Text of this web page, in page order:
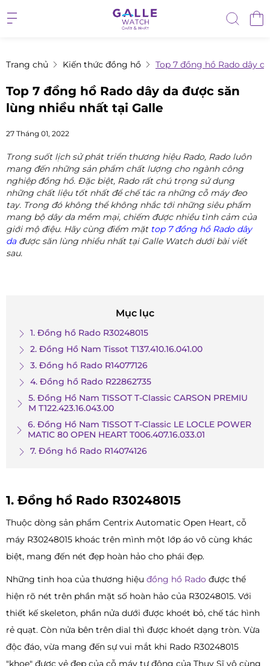
Trang chủ Kiến thức đồng hồ Top 7 đồng hồ Rado dây
Top 7 đồng hồ Rado dây da được săn
lùng nhiều nhất tại Galle
27 Tháng 01, 2022
Trong suốt lịch sử phát triển thương hiệu Rado, Rado luôn
mang đến những sản phẩm chất lượng cho ngành công
nghiệp đồng hồ. Đặc biệt, Rado rất chú trọng sử dụng
những chất liệu tốt nhất để chế tác ra những cỗ máy đeo
tay. Trong đó không thể không nhắc tới những siêu phẩm
mang bộ dây da mềm mại, chiếm được nhiều tình cảm của
giới mộ điệu. Hãy cùng điểm mặt top 7 đồng hồ Rado dây
dađược săn lùng nhiều nhất tại Galle Watch dưới bài viết
sau.​
Mục lục
1. Đồng hồ Rado R30248015
2. Đồng Hồ Nam Tissot T137.410.16.041.00
3. Đồng hồ Rado R14077126
4. Đồng hồ Rado R22862735
5. Đồng Hồ Nam TISSOT T-Classic CARSON PREMIU
M T122.423.16.043.00
6. Đồng Hồ Nam TISSOT T-Classic LE LOCLE POWER
MATIC 80 OPEN HEART T006.407.16.033.01
7. Đồng hồ Rado R14074126
1. Đồng hồ Rado R30248015
Thuộc dòng sản phẩm Centrix Automatic Open Heart, cỗ
máy R30248015 khoác trên mình một lớp áo vô cùng khác
biệt, mang đến nét đẹp hoàn hảo cho phái đẹp.
Những tinh hoa của thương hiệu đồng hồ Rado được thể
hiện rõ nét trên phần mặt số hoàn hảo của R30248015. Với
thiết kế skeleton, phần nửa dưới được khoét bỏ, chế tác hình
rẻ quạt. Còn nửa bên trên dial thì được khoét dạng tròn. Vừa
độc đáo, vừa mang đến sự vui mắt khi Rado R30248015
"khoe" được vẻ đẹp của cỗ máy tự động của Thụy Sĩ vô cùng